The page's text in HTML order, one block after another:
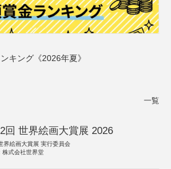
キング《2026年夏》
一覧
回 世界絵画大賞展 2026
界絵画大賞展 実行委員会
株式会社世界堂